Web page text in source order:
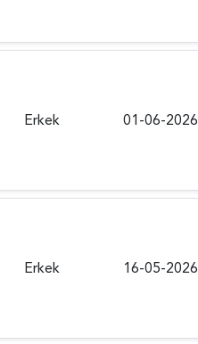
Erkek 01-06-2026
Erkek 16-05-2026